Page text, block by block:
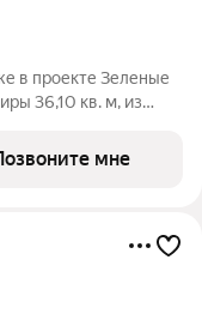
в проекте Зеленые
36,10 кв. м, из
мне